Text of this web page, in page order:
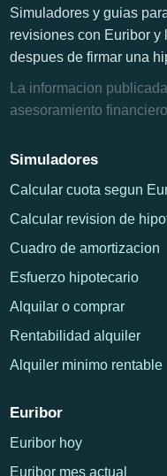
Simuladores y guias
revisiones con Euribor
despues de firmar una
La informacion
asesoramiento
Simuladores
Calcular cuota segun
Calcular revision de
Cuadro de amortizacion
Esfuerzo hipotecario
Alquilar o comprar
Rentabilidad alquiler
Alquiler minimo rentable
Euribor
Euribor hoy
Euribor mes actual